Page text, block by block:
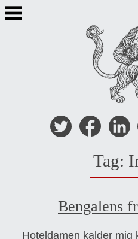
Skip
to
Tag:
Bengalens
Hoteldamen kalder